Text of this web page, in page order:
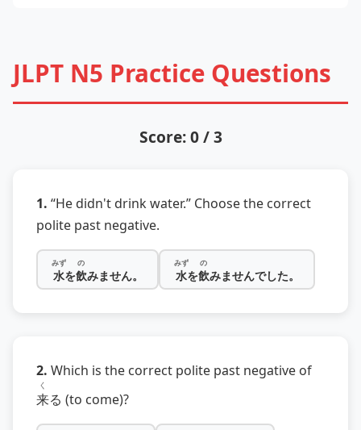
JLPT N5 Practice Questions
Score: 0 / 3
1. “He didn't drink water.” Choose the correct
polite past negative.
水
みず
を飲
の
みません。 水
みず
を飲
の
みませんでした。
2. Which is the correct polite past negative of
来
く
る (to come)?